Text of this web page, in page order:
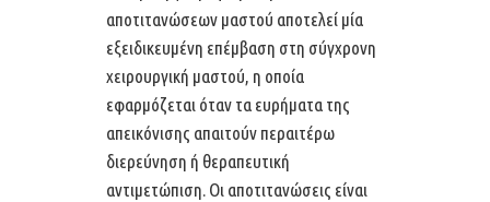
αποτιτανώσεων μαστού αποτελεί μία
εξειδικευμένη επέμβαση στη σύγχρονη
χειρουργική μαστού, η οποία
εφαρμόζεται όταν τα ευρήματα της
απεικόνισης απαιτούν περαιτέρω
διερεύνηση ή θεραπευτική
αντιμετώπιση. Οι αποτιτανώσεις είναι